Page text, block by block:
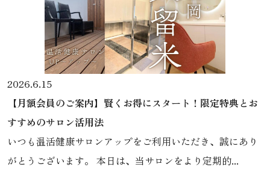
2026.6.15
【月額会員のご案内】賢くお得にスタート！限定特典とお
すすめのサロン活用法
いつも温活健康サロンアップをご利用いただき、誠にあり
がとうございます。 本日は、当サロンをより定期的...